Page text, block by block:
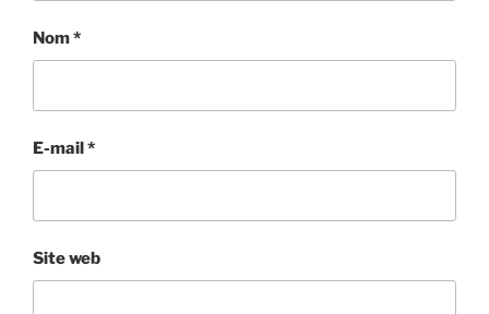
Nom*
E-mail *
Site web